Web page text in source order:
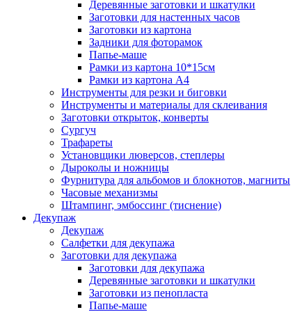
Деревянные заготовки и шкатулки
Заготовки для настенных часов
Заготовки из картона
Задники для фоторамок
Папье-маше
Рамки из картона 10*15см
Рамки из картона А4
Инструменты для резки и биговки
Инструменты и материалы для склеивания
Заготовки открыток, конверты
Сургуч
Трафареты
Установщики люверсов, степлеры
Дыроколы и ножницы
Фурнитура для альбомов и блокнотов, магниты
Часовые механизмы
Штампинг, эмбоссинг (тиснение)
Декупаж
Декупаж
Салфетки для декупажа
Заготовки для декупажа
Заготовки для декупажа
Деревянные заготовки и шкатулки
Заготовки из пенопласта
Папье-маше